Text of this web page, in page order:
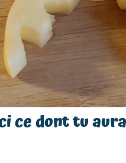
ce dont tu